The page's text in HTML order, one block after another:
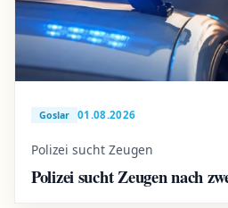
Goslar 01.08.2026
Polizei sucht Zeugen
Polizei sucht Zeugen nach